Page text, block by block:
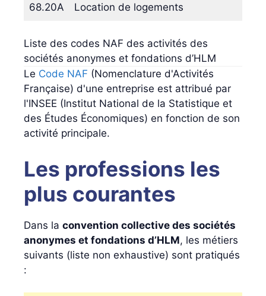
68.20A Location de logements
Liste des codes NAF des activités des
sociétés anonymes et fondations d’HLM
Le Code NAF (Nomenclature d'Activités
Française) d'une entreprise est attribué par
l'INSEE (Institut National de la Statistique et
des Études Économiques) en fonction de son
activité principale.
Les professions les
plus courantes
Dans la convention collective des sociétés
anonymes et fondations d’HLM, les métiers
suivants (liste non exhaustive) sont pratiqués
: